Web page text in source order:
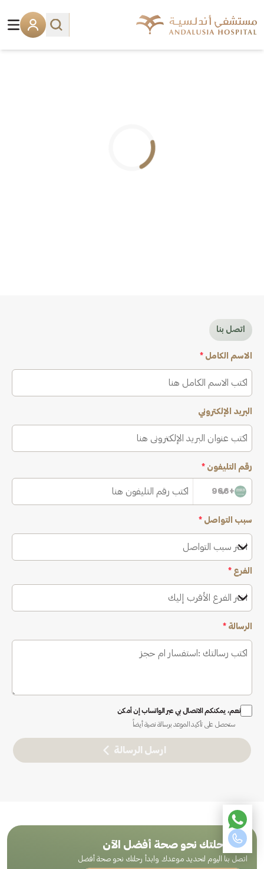
اتصل بنا
الاسم الكامل *
البريد الإلكتروني
رقم التليفون *
+966
سبب التواصل *
اختر سبب التواصل
الفرع *
اختر الفرع الأقرب إليك
الرسالة *
نعم، يمكنكم الاتصال بي عبر الواتساب إن أمكن
ستحصل على تأكيد الموعد برسالة نصية أيضاً
ارسل الرسالة
ابدأ رحلتك نحو صحة أفضل الآن
اتصل بنا اليوم لتحديد موعدك وابدأ رحلتك نحو صحة أفضل